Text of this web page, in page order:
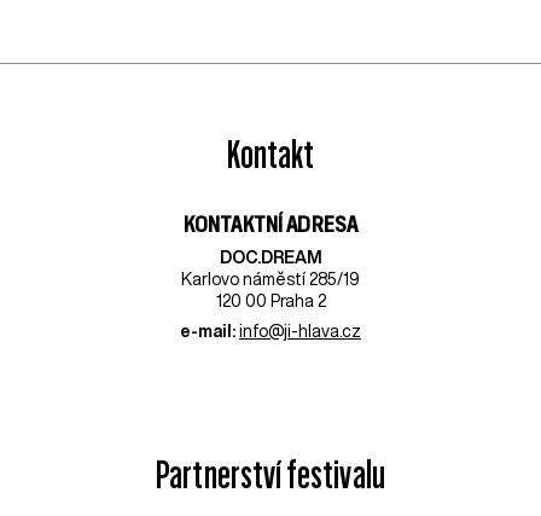
Kontakt
KONTAKTNÍ ADRESA
DOC.DREAM​
Karlovo náměstí 285/19
120 00 Praha 2
e-mail: info@ji-hlava.cz
Partnerství festivalu